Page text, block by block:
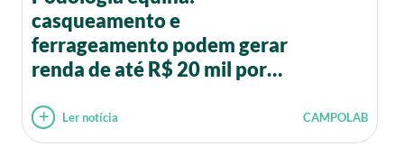
casqueamento e
ferrageamento podem gerar
renda de até R$ 20 mil por
Ler notícia CAMPOLAB